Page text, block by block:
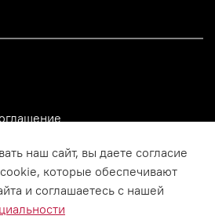
наш сайт, вы даете согласие
которые обеспечивают
и соглашаетесь с нашей